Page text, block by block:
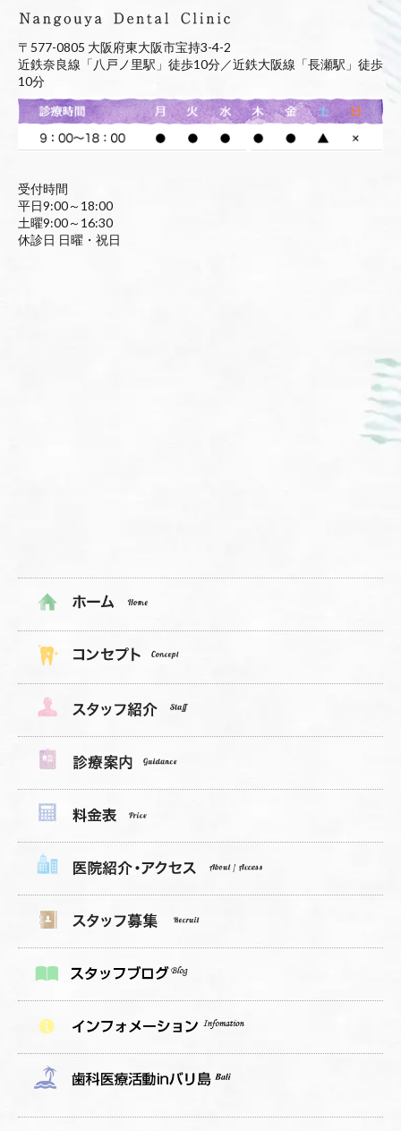
〒577-0805 大阪府東大阪市宝持3-4-2
近鉄奈良線「八戸ノ里駅」徒歩10分／近鉄大阪線「長瀬駅」徒歩
10分
受付時間
平日9:00～18:00
土曜9:00～16:30
休診日 日曜・祝日